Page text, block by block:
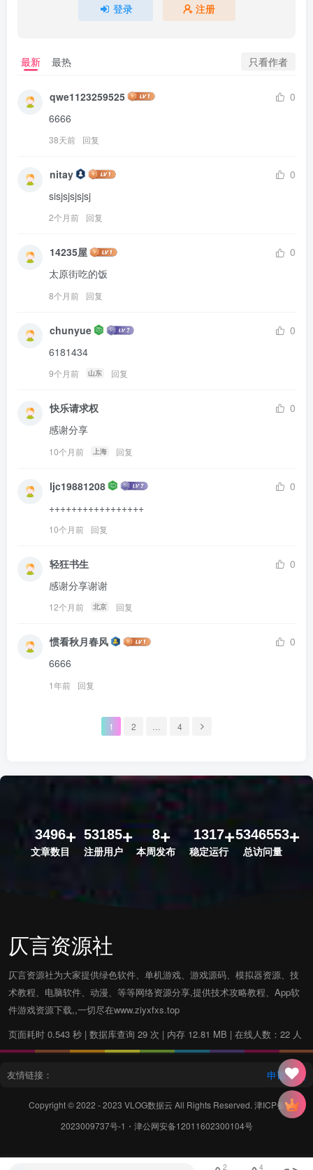
登录 注册
最新 最热 只看作者
qwe1123259525
0
6666
38天前 回复
nitay
0
sisjsjsjsjsj
2个月前 回复
14235屋
0
太原街吃的饭
8个月前 回复
chunyue
0
6181434
9个月前 山东 回复
快乐请求权
0
感谢分享
10个月前 上海 回复
ljc19881208
0
+++++++++++++++++
10个月前 回复
轻狂书生
0
感谢分享谢谢
12个月前 北京 回复
惯看秋月春风
0
6666
1年前 回复
1 2 4
3496
文章数目
53185
注册用户
8
本周发布
1317
稳定运行
5346553
总访问量
仄言资源社
仄言资源社为大家提供绿色软件、单机游戏、游戏源码、模拟器资源、技
术教程、电脑软件、动漫、等等网络资源分享,提供技术攻略教程、App软
件游戏资源下载,,一切尽在www.ziyxfxs.top
页面耗时 0.543 秒 | 数据库查询 29 次 | 内存 12.81 MB | 在线人数：22 人
友情链接： 申请友链
Copyright © 2022 - 2023 VLOG数据云 All Rights Reserved. 津ICP备
2023009737号-1 ・ 津公网安备12011602300104号
2 4